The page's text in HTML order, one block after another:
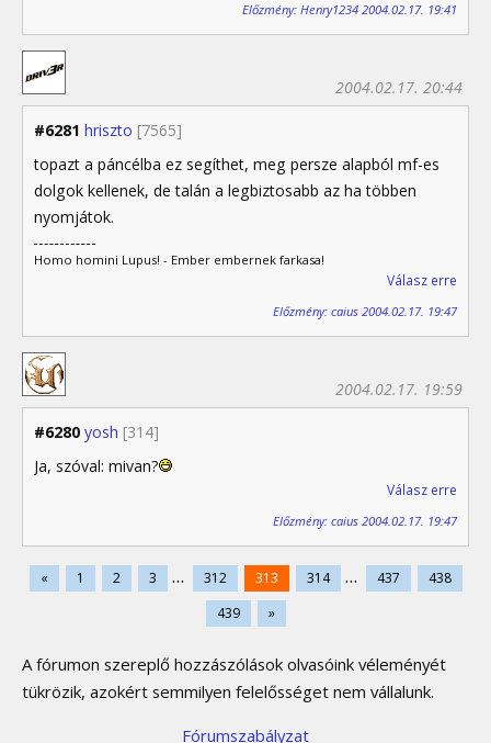
Előzmény: Henry1234 2004.02.17. 19:41
#6281 hriszto [7565]
2004.02.17. 20:44
topazt a páncélba ez segíthet, meg persze alapból mf-es
dolgok kellenek, de talán a legbiztosabb az ha többen
nyomjátok.
Homo homini Lupus! - Ember embernek farkasa!
Válasz erre
Előzmény: caius 2004.02.17. 19:47
#6280 yosh [314]
2004.02.17. 19:59
Ja, szóval: mivan?
Válasz erre
Előzmény: caius 2004.02.17. 19:47
« 1 2 3 ... 312 313 314 ... 437
438
439
»
A fórumon szereplő hozzászólások olvasóink véleményét
tükrözik, azokért semmilyen felelősséget nem vállalunk.
Fórumszabályzat